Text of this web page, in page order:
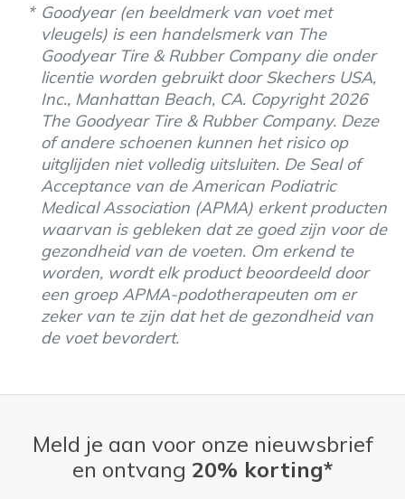
Goodyear (en beeldmerk van voet met
vleugels) is een handelsmerk van The
Goodyear Tire & Rubber Company die onder
licentie worden gebruikt door Skechers USA,
Inc., Manhattan Beach, CA. Copyright 2026
The Goodyear Tire & Rubber Company. Deze
of andere schoenen kunnen het risico op
uitglijden niet volledig uitsluiten. De Seal of
Acceptance van de American Podiatric
Medical Association (APMA) erkent producten
waarvan is gebleken dat ze goed zijn voor de
gezondheid van de voeten. Om erkend te
worden, wordt elk product beoordeeld door
een groep APMA-podotherapeuten om er
zeker van te zijn dat het de gezondheid van
de voet bevordert.
Meld je aan voor onze nieuwsbrief
en ontvang 20% korting*